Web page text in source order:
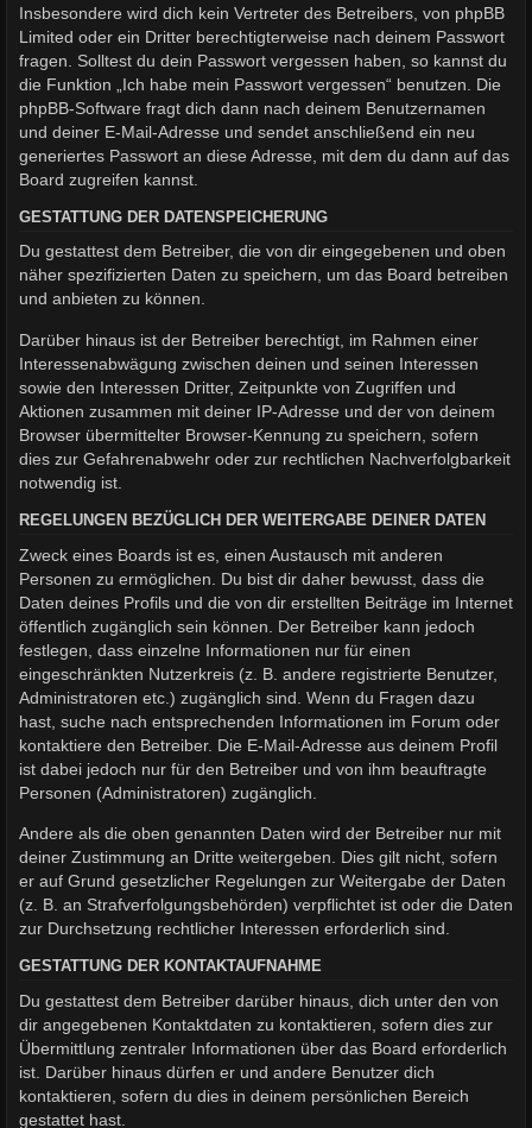
Insbesondere wird dich kein Vertreter des Betreibers, von phpBB
Limited oder ein Dritter berechtigterweise nach deinem Passwort
fragen. Solltest du dein Passwort vergessen haben, so kannst du
die Funktion „Ich habe mein Passwort vergessen“ benutzen. Die
phpBB-Software fragt dich dann nach deinem Benutzernamen
und deiner E-Mail-Adresse und sendet anschließend ein neu
generiertes Passwort an diese Adresse, mit dem du dann auf das
Board zugreifen kannst.
GESTATTUNG DER DATENSPEICHERUNG
Du gestattest dem Betreiber, die von dir eingegebenen und oben
näher spezifizierten Daten zu speichern, um das Board betreiben
und anbieten zu können.
Darüber hinaus ist der Betreiber berechtigt, im Rahmen einer
Interessenabwägung zwischen deinen und seinen Interessen
sowie den Interessen Dritter, Zeitpunkte von Zugriffen und
Aktionen zusammen mit deiner IP-Adresse und der von deinem
Browser übermittelter Browser-Kennung zu speichern, sofern
dies zur Gefahrenabwehr oder zur rechtlichen Nachverfolgbarkeit
notwendig ist.
REGELUNGEN BEZÜGLICH DER WEITERGABE DEINER DATEN
Zweck eines Boards ist es, einen Austausch mit anderen
Personen zu ermöglichen. Du bist dir daher bewusst, dass die
Daten deines Profils und die von dir erstellten Beiträge im Internet
öffentlich zugänglich sein können. Der Betreiber kann jedoch
festlegen, dass einzelne Informationen nur für einen
eingeschränkten Nutzerkreis (z. B. andere registrierte Benutzer,
Administratoren etc.) zugänglich sind. Wenn du Fragen dazu
hast, suche nach entsprechenden Informationen im Forum oder
kontaktiere den Betreiber. Die E-Mail-Adresse aus deinem Profil
ist dabei jedoch nur für den Betreiber und von ihm beauftragte
Personen (Administratoren) zugänglich.
Andere als die oben genannten Daten wird der Betreiber nur mit
deiner Zustimmung an Dritte weitergeben. Dies gilt nicht, sofern
er auf Grund gesetzlicher Regelungen zur Weitergabe der Daten
(z. B. an Strafverfolgungsbehörden) verpflichtet ist oder die Daten
zur Durchsetzung rechtlicher Interessen erforderlich sind.
GESTATTUNG DER KONTAKTAUFNAHME
Du gestattest dem Betreiber darüber hinaus, dich unter den von
dir angegebenen Kontaktdaten zu kontaktieren, sofern dies zur
Übermittlung zentraler Informationen über das Board erforderlich
ist. Darüber hinaus dürfen er und andere Benutzer dich
kontaktieren, sofern du dies in deinem persönlichen Bereich
gestattet hast.